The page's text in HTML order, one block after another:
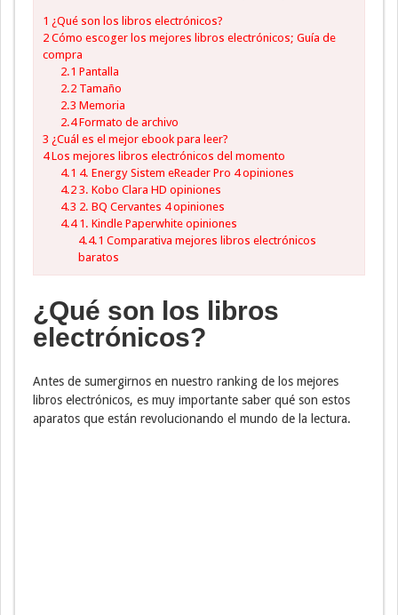
1 ¿Qué son los libros electrónicos?
2 Cómo escoger los mejores libros electrónicos; Guía de
compra
2.1 Pantalla
2.2Tamaño
2.3 Memoria
2.4Formato de archivo
3 ¿Cuál es el mejor ebook para leer?
4Los mejores libros electrónicos del momento
4.1 4. Energy Sistem eReader Pro 4 opiniones
4.23. Kobo Clara HD opiniones
4.3 2. BQ Cervantes 4 opiniones
4.41. Kindle Paperwhite opiniones
4.4.1 Comparativa mejores libros electrónicos
baratos
¿Qué son los libros
electrónicos?
Antes de sumergirnos en nuestro ranking de los mejores
libros electrónicos, es muy importante saber qué son estos
aparatos que están revolucionando el mundo de la lectura.